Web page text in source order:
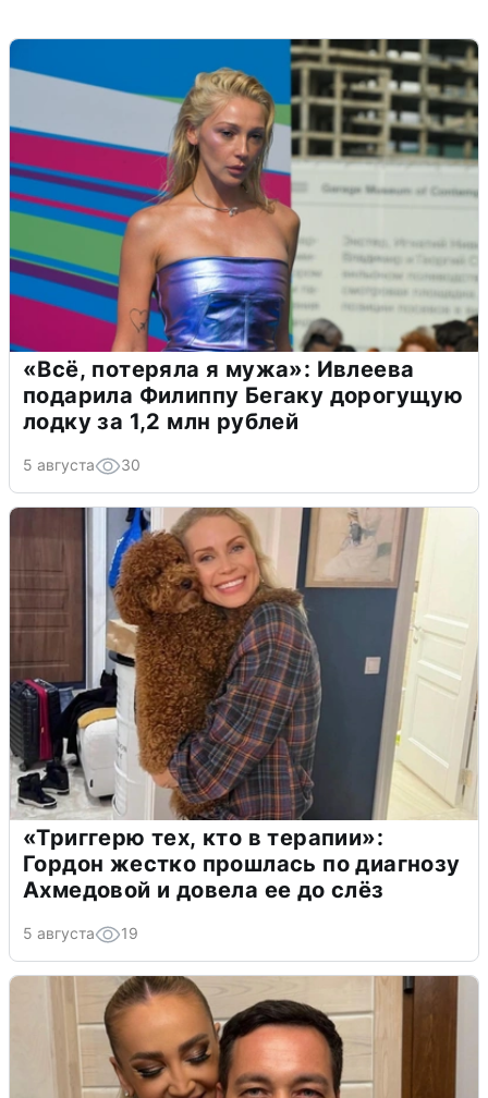
«Всё, потеряла я мужа»: Ивлеева
подарила Филиппу Бегаку дорогущую
лодку за 1,2 млн рублей
5 августа 30
«Триггерю тех, кто в терапии»:
Гордон жестко прошлась по диагнозу
Ахмедовой и довела ее до слёз
5 августа 19